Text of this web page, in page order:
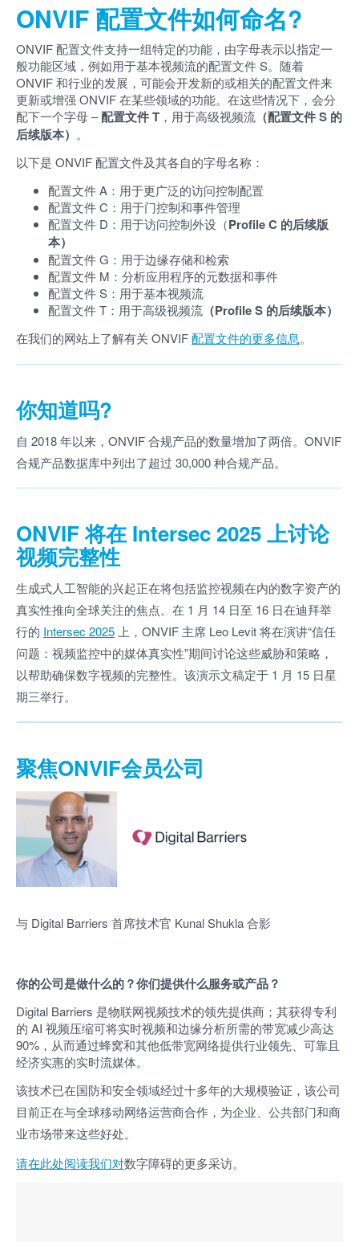
ONVIF 配置文件如何命名?
ONVIF 配置文件支持一组特定的功能，由字母表示以指定一
般功能区域，例如用于基本视频流的配置文件 S。随着
ONVIF 和行业的发展，可能会开发新的或相关的配置文件来
更新或增强 ONVIF 在某些领域的功能。在这些情况下，会分
配下一个字母 –配置文件 T ，用于高级视频流 （配置文件 S 的
后续版本） 。
以下是 ONVIF 配置文件及其各自的字母名称：
配置文件 A：用于更广泛的访问控制配置
配置文件 C：用于门控制和事件管理
配置文件 D：用于访问控制外设（Profile C 的后续版
本）
配置文件 G：用于边缘存储和检索
配置文件 M：分析应用程序的元数据和事件
配置文件 S：用于基本视频流
配置文件 T：用于高级视频流 （Profile S 的后续版本）
在我们的网站上了解有关 ONVIF配置文件的更多信息。
你知道吗?
自 2018 年以来，ONVIF 合规产品的数量增加了两倍。ONVIF
合规产品数据库中列出了超过 30,000 种合规产品。
ONVIF 将在 Intersec 2025 上讨论
视频完整性
生成式人工智能的兴起正在将包括监控视频在内的数字资产的
真实性推向全球关注的焦点。在 1 月 14 日至 16 日在迪拜举
行的 Intersec 2025 上，ONVIF 主席 Leo Levit 将在演讲“信任
问题：视频监控中的媒体真实性”期间讨论这些威胁和策略，
以帮助确保数字视频的完整性。该演示文稿定于 1 月 15 日星
期三举行。
聚焦ONVIF会员公司
与 Digital Barriers 首席技术官 Kunal Shukla 合影
你的公司是做什么的？你们提供什么服务或产品？
Digital Barriers 是物联网视频技术的领先提供商；其获得专利
的 AI 视频压缩可将实时视频和边缘分析所需的带宽减少高达
90%，从而通过蜂窝和其他低带宽网络提供行业领先、可靠且
经济实惠的实时流媒体。
该技术已在国防和安全领域经过十多年的大规模验证，该公司
目前正在与全球移动网络运营商合作，为企业、公共部门和商
业市场带来这些好处。
请在此处阅读我们对数字障碍的更多采访。